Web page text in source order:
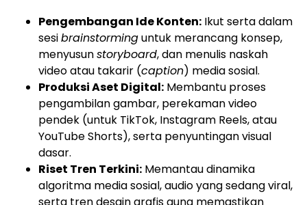
Pengembangan Ide Konten: Ikut serta dalam
sesibrainstorminguntuk merancang konsep,
menyusunstoryboard, dan menulis naskah
video atau takarir (caption) media sosial.
Produksi Aset Digital: Membantu proses
pengambilan gambar, perekaman video
pendek (untuk TikTok, Instagram Reels, atau
YouTube Shorts), serta penyuntingan visual
dasar.
Riset Tren Terkini: Memantau dinamika
algoritma media sosial, audio yang sedang viral,